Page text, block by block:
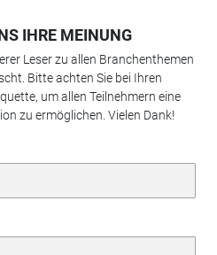
IHRE MEINUNG
Leser zu allen Branchenthemen
Bitte achten Sie bei Ihren
um allen Teilnehmern eine
zu ermöglichen. Vielen Dank!